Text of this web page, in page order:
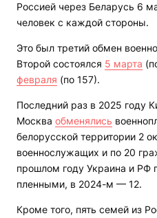
Россией через Беларусь 6
человек с каждой стороны.
Это был третий обмен
Второй состоялся 5 марта
февраля (по 157).
Последний раз в 2025 году
Москва обменялись
белорусской территории 2
военнослужащих и по 20
прошлом году Украина и РФ
пленными, в 2024-м — 12.
Кроме того, пять семей из